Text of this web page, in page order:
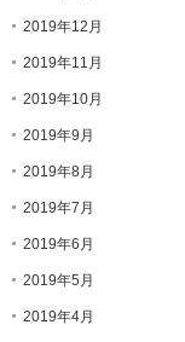
2019年12月
2019年11月
2019年10月
2019年9月
2019年8月
2019年7月
2019年6月
2019年5月
2019年4月